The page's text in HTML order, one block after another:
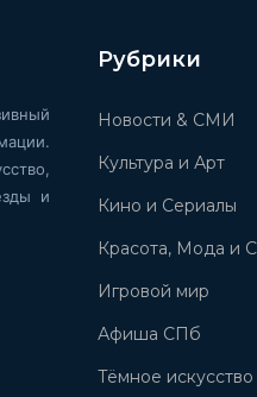
и
Рубрики
Новости & СМИ
Культура и Арт
Кино и Сериалы
Красота, Мода и
Игровой мир
Афиша СПб
Тёмное искусство